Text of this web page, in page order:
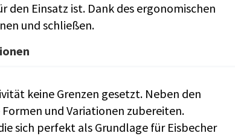
den Einsatz ist. Dank des ergonomischen
und schließen.
keine Grenzen gesetzt. Neben den
und Variationen zubereiten.
sich perfekt als Grundlage für Eisbecher